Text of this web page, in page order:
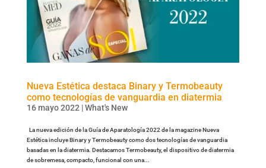
Nueva Estética destaca Binary y Termobeauty
como tecnologías de vanguardia en diatermia
16 mayo 2022 |What's New
La nueva edición de la Guía de Aparatología 2022 de la magazine Nueva
Estética incluye Binary y Termobeauty como dos tecnologías de vanguardia
basadas en la diatermia. Destacamos Termobeauty, el dispositivo de diatermia
de sobremesa, compacto, funcional con una...